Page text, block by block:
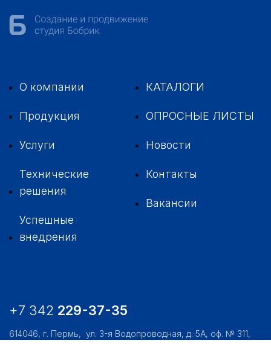
О компании
Продукция
Услуги
Технические
решения
Успешные
внедрения
КАТАЛОГИ
ОПРОСНЫЕ ЛИСТЫ
Новости
Контакты
Вакансии
+7 342 229-37-35
614046, г. Пермь, ул. 3-я Водопроводная, д. 5А, оф. № 311,